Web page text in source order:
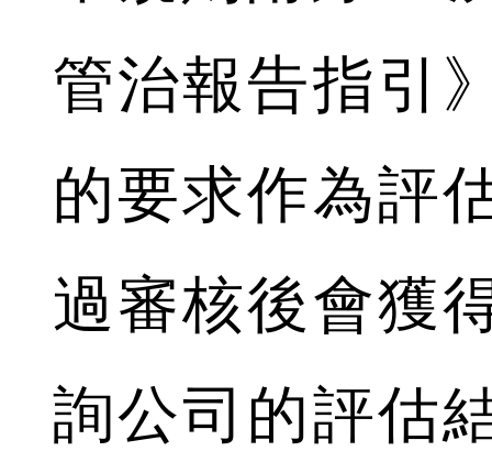
管治報告指引
的要求作為評
過審核後會獲
詢公司的評估